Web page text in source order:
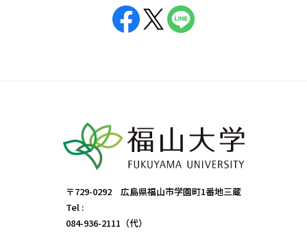
〒729-0292 広島県福山市学園町1番地三蔵
Tel :
084-936-2111（代）